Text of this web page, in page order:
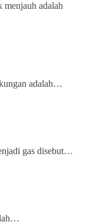
menjauh adalah
adalah…
gas disebut…